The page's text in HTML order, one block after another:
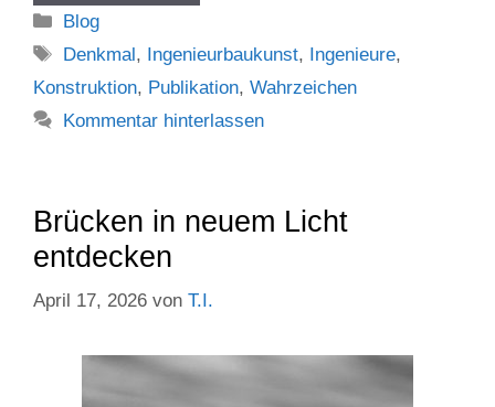
Kategorien
Blog
Schlagwörter
Denkmal , Ingenieurbaukunst, Ingenieure,
Konstruktion, Publikation, Wahrzeichen
Kommentar hinterlassen
Brücken in neuem Licht
entdecken
April 17, 2026 von T.I.